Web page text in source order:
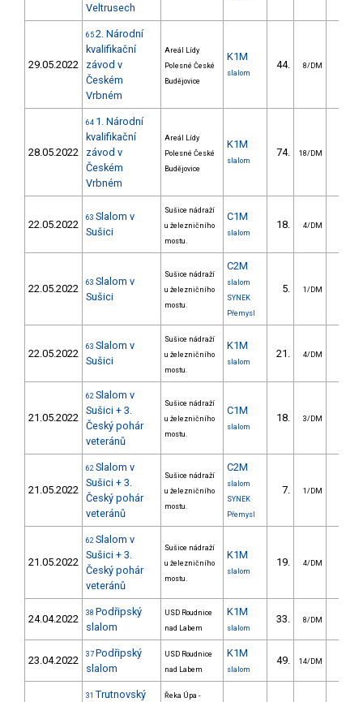
Veltrusech
29.05.2022
65 2. Národní
kvalifikační
závod v
Českém
Vrbném
Areál Lídy
Polesné České
Budějovice
K1M
slalom
44. 8/DM
28.05.2022
64 1. Národní
kvalifikační
závod v
Českém
Vrbném
Areál Lídy
Polesné České
Budějovice
K1M
slalom
74. 18/DM
22.05.2022
63 Slalom v
Sušici
Sušice nádraží
u železničního
mostu.
C1M
slalom
18. 4/DM
22.05.2022 63 Slalom v
Sušici
Sušice nádraží
u železničního
mostu.
C2M
slalom
SYNEK
Přemysl
5. 1/DM
22.05.2022
63 Slalom v
Sušici
Sušice nádraží
u železničního
mostu.
K1M
slalom
21. 4/DM
21.05.2022
62 Slalom v
Sušici + 3.
Český pohár
veteránů
Sušice nádraží
u železničního
mostu.
C1M
slalom
18. 3/DM
21.05.2022
62 Slalom v
Sušici + 3.
Český pohár
veteránů
Sušice nádraží
u železničního
mostu.
C2M
slalom
SYNEK
Přemysl
7. 1/DM
21.05.2022
62 Slalom v
Sušici + 3.
Český pohár
veteránů
Sušice nádraží
u železničního
mostu.
K1M
slalom
19. 4/DM
24.04.2022 38 Podřipský
slalom
USD Roudnice
nad Labem
K1M
slalom
33. 8/DM
23.04.2022 37 Podřipský
slalom
USD Roudnice
nad Labem
K1M
slalom
49. 14/DM
31 Trutnovský
Řeka Úpa -